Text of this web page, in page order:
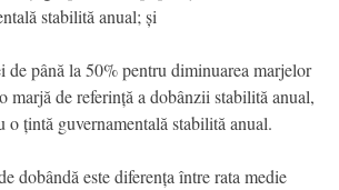
stabilită anual; și
de până la 50% pentru diminuarea marjelor
marjă de referință a dobânzii stabilită anual,
țintă guvernamentală stabilită anual.
dobândă este diferența între rata medie